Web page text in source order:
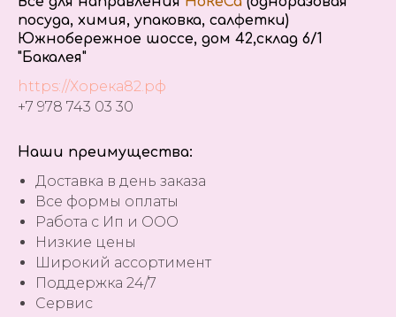
посуда, химия, упаковка, салфетки)
Южнобережное шоссе, дом 42,склад 6/1
"Бакалея"
https://Хорека82.рф
+7 978 743 03 30
Наши преимущества:
Доставка в день заказа
Все формы оплаты
Работа с Ип и ООО
Низкие цены
Широкий ассортимент
Поддержка 24/7
Сервис